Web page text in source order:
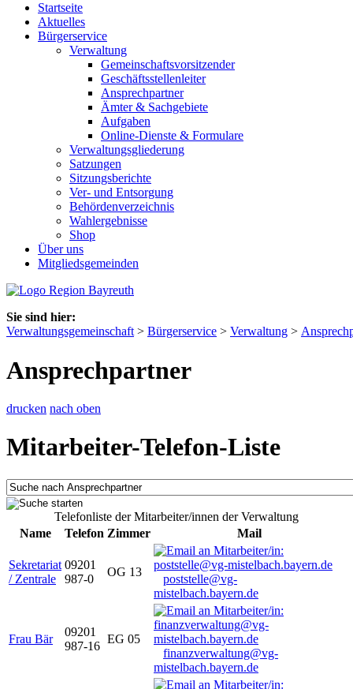
Startseite
Aktuelles
Bürgerservice
Verwaltung
Gemeinschaftsvorsitzender
Geschäftsstellenleiter
Ansprechpartner
Ämter & Sachgebiete
Aufgaben
Online-Dienste & Formulare
Verwaltungsgliederung
Satzungen
Sitzungsberichte
Ver- und Entsorgung
Behördenverzeichnis
Wahlergebnisse
Shop
Über uns
Mitgliedsgemeinden
Sie sind hier:
Verwaltungsgemeinschaft > Bürgerservice > Verwaltung >
Ansprechpartner
drucken nach oben
Mitarbeiter-Telefon-Liste
Telefonliste der Mitarbeiter/innen der Verwaltung
Name
Telefon Zimmer Mail
Sekretariat
/ Zentrale
09201
987-0
OG 13
poststelle@vg-
mistelbach.bayern.de
Frau Bär
09201
987-16
EG 05
finanzverwaltung@vg-
mistelbach.bayern.de